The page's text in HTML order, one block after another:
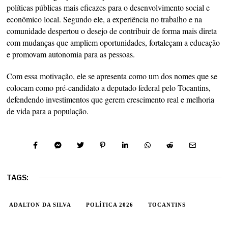
políticas públicas mais eficazes para o desenvolvimento social e
econômico local. Segundo ele, a experiência no trabalho e na
comunidade despertou o desejo de contribuir de forma mais direta
com mudanças que ampliem oportunidades, fortaleçam a educação
e promovam autonomia para as pessoas.
Com essa motivação, ele se apresenta como um dos nomes que se
colocam como pré-candidato a deputado federal pelo Tocantins,
defendendo investimentos que gerem crescimento real e melhoria
de vida para a população.
TAGS:
ADALTON DA SILVA POLÍTICA 2026 TOCANTINS